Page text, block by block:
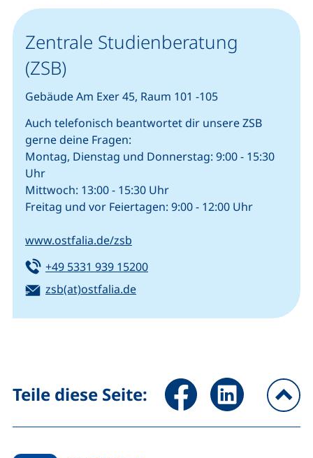
Zentrale Studienberatung
(ZSB)
Gebäude Am Exer 45, Raum 101 -105
Auch telefonisch beantwortet dir unsere ZSB
gerne deine Fragen:
Montag, Dienstag und Donnerstag: 9:00 - 15:30
Uhr
Mittwoch: 13:00 - 15:30 Uhr
Freitag und vor Feiertagen: 9:00 - 12:00 Uhr
www.ostfalia.de/zsb
Tel:
+49 5331 939 15200(startet einen Telefonanruf,
E-Mail:
zsb(at)ostfalia.de(öffnet Ihr E-Mail-Programm)
Teile diese Seite: Seite über Facebook teilen
Seite über